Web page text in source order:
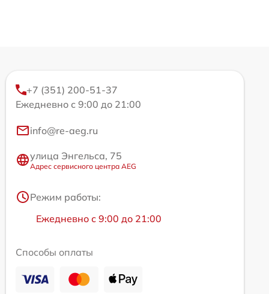
+7 (351) 200-51-37
Ежедневно с 9:00 до 21:00
info@re-aeg.ru
улица Энгельса, 75
Адрес сервисного центра AEG
Режим работы:
Ежедневно с 9:00 до 21:00
Способы оплаты